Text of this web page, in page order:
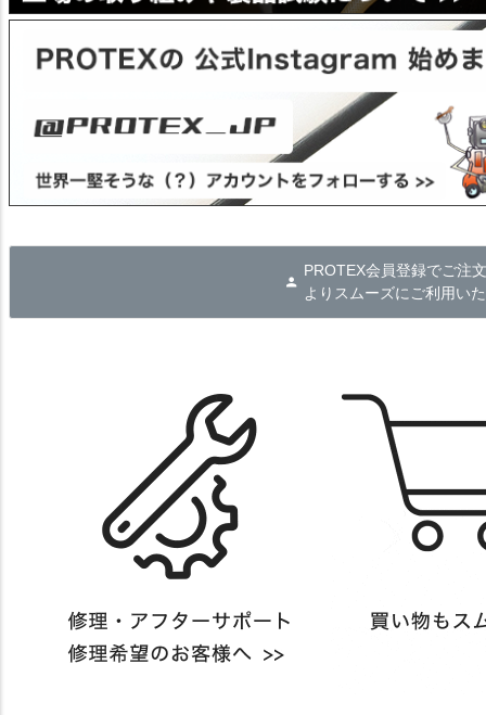
PROTEX会員登録でご注
よりスムーズにご利用い